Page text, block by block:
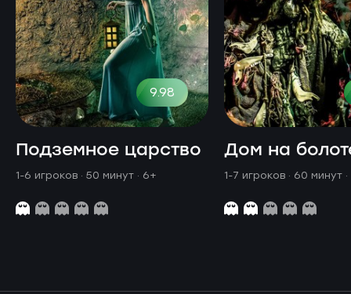
9.98
Подземное царство
1-6 игроков · 50 минут · 6+
Дом на
1-7 игроков · 60 минут